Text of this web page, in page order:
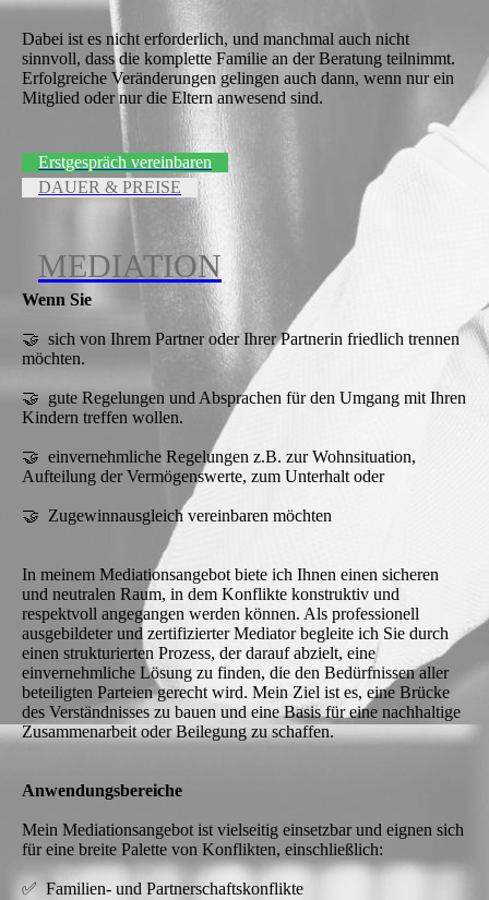
Dabei ist es nicht erforderlich, und manchmal auch nicht
sinnvoll, dass die komplette Familie an der Beratung teilnimmt.
Erfolgreiche Veränderungen gelingen auch dann, wenn nur ein
Mitglied oder nur die Eltern anwesend sind.
Erstgespräch vereinbaren
DAUER & PREISE
MEDIATION
Wenn Sie
🤝 sich von Ihrem Partner oder Ihrer Partnerin friedlich trennen
möchten.
🤝 gute Regelungen und Absprachen für den Umgang mit Ihren
Kindern treffen wollen.
🤝 einvernehmliche Regelungen z.B. zur Wohnsituation,
Aufteilung der Vermögenswerte, zum Unterhalt oder
🤝 Zugewinnausgleich vereinbaren möchten
In meinem Mediationsangebot biete ich Ihnen einen sicheren
und neutralen Raum, in dem Konflikte konstruktiv und
respektvoll angegangen werden können. Als professionell
ausgebildeter und zertifizierter Mediator begleite ich Sie durch
einen strukturierten Prozess, der darauf abzielt, eine
einvernehmliche Lösung zu finden, die den Bedürfnissen aller
beteiligten Parteien gerecht wird. Mein Ziel ist es, eine Brücke
des Verständnisses zu bauen und eine Basis für eine nachhaltige
Zusammenarbeit oder Beilegung zu schaffen.
Anwendungsbereiche
Mein Mediationsangebot ist vielseitig einsetzbar und eignen sich
für eine breite Palette von Konflikten, einschließlich:
✅ Familien- und Partnerschaftskonflikte